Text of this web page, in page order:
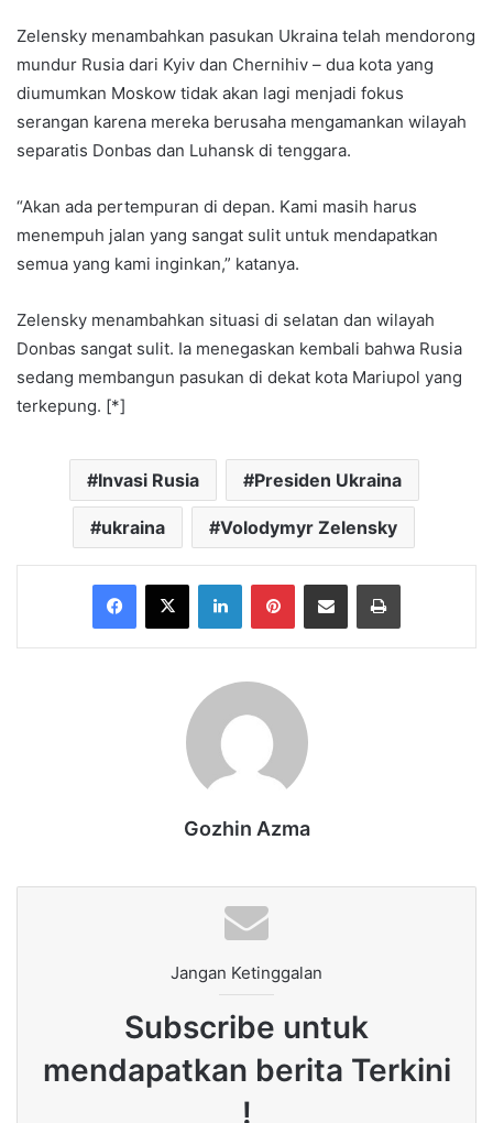
Zelensky menambahkan pasukan Ukraina telah mendorong
mundur Rusia dari Kyiv dan Chernihiv – dua kota yang
diumumkan Moskow tidak akan lagi menjadi fokus
serangan karena mereka berusaha mengamankan wilayah
separatis Donbas dan Luhansk di tenggara.
“Akan ada pertempuran di depan. Kami masih harus
menempuh jalan yang sangat sulit untuk mendapatkan
semua yang kami inginkan,” katanya.
Zelensky menambahkan situasi di selatan dan wilayah
Donbas sangat sulit. Ia menegaskan kembali bahwa Rusia
sedang membangun pasukan di dekat kota Mariupol yang
terkepung. [*]
Invasi Rusia Presiden Ukraina
ukraina Volodymyr Zelensky
Facebook
X LinkedInPinterestShare via Email Print
Gozhin Azma
Jangan Ketinggalan
Subscribe untuk
mendapatkan berita Terkini
!